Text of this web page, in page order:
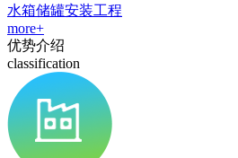
水箱储罐安装工程
more+
优势介绍
classification